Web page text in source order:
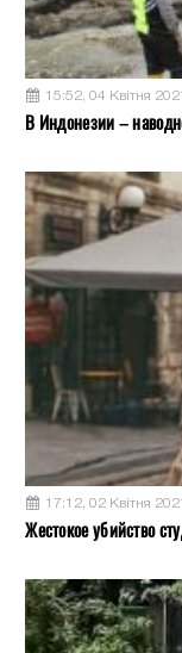
15:52, 04 Квітня 2021
В Индонезии –
17:12, 02 Квітня 2021
Жестокое убийство